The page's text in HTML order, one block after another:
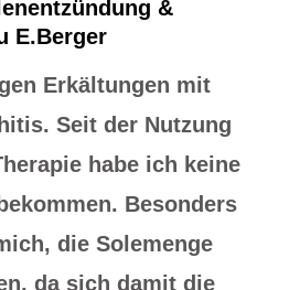
&
E.Berger
Erkältungen mit
Seit der Nutzung
habe ich keine
Besonders
die Solemenge
da sich damit die